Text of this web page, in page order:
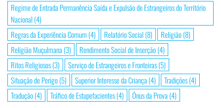
Regime de Entrada Permanência Saída e Expulsão de Estrangeiros do Território
Nacional (4)
Regras da Experiência Comum (4) Relatório Social (8) Religião(8)
Religião Muçulmana (3) Rendimento Social de Inserção(4)
Ritos Religiosos(3) Serviço de Estrangeiros e Fronteiras(5)
Situação de Perigo(5) Superior Interesse da Criança (4) Tradições(4)
Tradução(4) Tráfico de Estupefacientes(4) Ónus da Prova (4)